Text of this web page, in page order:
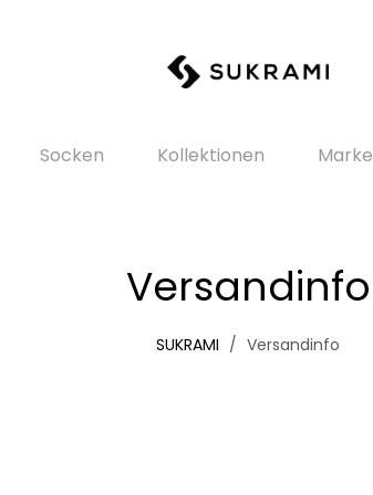
Socken Kollektionen Marke
Versandinfo
SUKRAMI Versandinfo